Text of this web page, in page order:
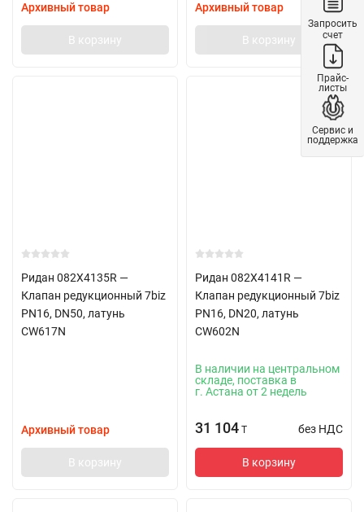
Архивный товар
В корзину
Архивный товар
В корзину
Ридан 082X4135R —
Клапан редукционный 7biz
PN16, DN50, латунь
CW617N
Архивный товар
В корзину
Ридан 082X4141R —
Клапан редукционный 7biz
PN16, DN20, латунь
CW602N
В наличии на центральном
складе, поставка в
г. Астана от 2 недель
31 104 T без НДС
В корзину
Запросить
счет
Прайс-
листы
Сервис и
поддержка